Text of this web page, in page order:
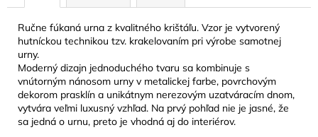
Ručne fúkaná urna z kvalitného krištáľu. Vzor je vytvorený
hutníckou technikou tzv. krakelovaním pri výrobe samotnej
urny.
Moderný dizajn jednoduchého tvaru sa kombinuje s
vnútorným nánosom urny v metalickej farbe, povrchovým
dekorom prasklín a unikátnym nerezovým uzatváracím dnom,
vytvára veľmi luxusný vzhľad. Na prvý pohľad nie je jasné, že
sa jedná o urnu, preto je vhodná aj do interiérov.